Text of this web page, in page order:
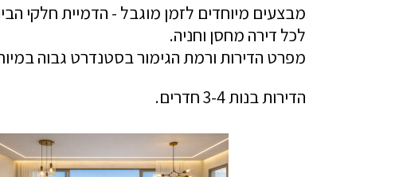
מבצעים מיוחדים לזמן מוגבל - הדמיית חלקי
לכל דירה מחסן וחניה.
מפרט הדירות ורמת הגימור בסטנדרט גבוה
הדירות בנות 3-4 חדרים.